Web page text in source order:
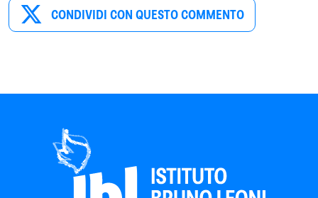
CONDIVIDI CON QUESTO COMMENTO